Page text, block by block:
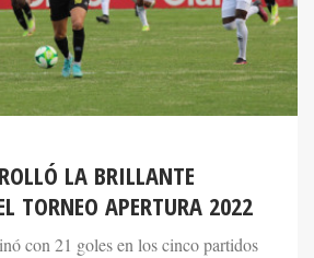
LA BRILLANTE
TORNEO APERTURA 2022
con 21 goles en los cinco partidos